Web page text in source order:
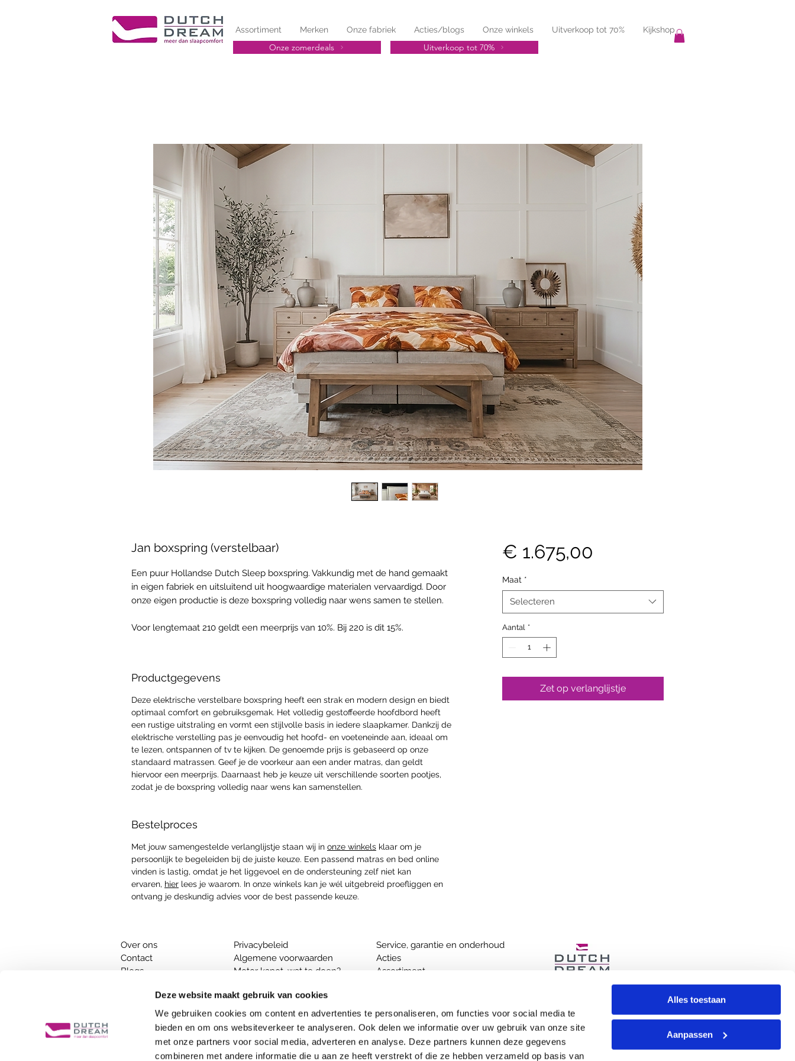
Deze website maakt gebruik van cookies
We gebruiken cookies om content en advertenties te personaliseren, om functies voor social media te
bieden en om ons websiteverkeer te analyseren. Ook delen we informatie over uw gebruik van onze site
met onze partners voor social media, adverteren en analyse. Deze partners kunnen deze gegevens
combineren met andere informatie die u aan ze heeft verstrekt of die ze hebben verzameld op basis van
Alles toestaan
Aanpassen
Assortiment Merken Onze fabriek Acties/blogs Onze winkels Uitverkoop tot 70% Kijkshop
Onze zomerdeals Uitverkoop tot 70%
Jan boxspring (verstelbaar)
Een puur Hollandse Dutch Sleep boxspring. Vakkundig met de hand gemaakt
in eigen fabriek en uitsluitend uit hoogwaardige materialen vervaardigd. Door
onze eigen productie is deze boxspring volledig naar wens samen te stellen.
Voor lengtemaat 210 geldt een meerprijs van 10%. Bij 220 is dit 15%.
Productgegevens
Deze elektrische verstelbare boxspring heeft een strak en modern design en biedt
optimaal comfort en gebruiksgemak. Het volledig gestoffeerde hoofdbord heeft
een rustige uitstraling en vormt een stijlvolle basis in iedere slaapkamer. Dankzij de
elektrische verstelling pas je eenvoudig het hoofd- en voeteneinde aan, ideaal om
te lezen, ontspannen of tv te kijken. De genoemde prijs is gebaseerd op onze
standaard matrassen. Geef je de voorkeur aan een ander matras, dan geldt
hiervoor een meerprijs. Daarnaast heb je keuze uit verschillende soorten pootjes,
zodat je de boxspring volledig naar wens kan samenstellen.
Bestelproces
Met jouw samengestelde verlanglijstje staan wij in onze winkels klaar om je
persoonlijk te begeleiden bij de juiste keuze. Een passend matras en bed online
vinden is lastig, omdat je het liggevoel en de ondersteuning zelf niet kan
ervaren, hier lees je waarom. In onze winkels kan je wél uitgebreid proefliggen en
ontvang je deskundig advies voor de best passende keuze.
€ 1.675,00
Maat *
Selecteren
Aantal *
Zet op verlanglijstje
Over ons
Contact
Blogs
Privacybeleid
Algemene voorwaarden
Motor kapot, wat te doen?
Service, garantie en onderhoud
Acties
Assortiment
Is je matras aan vervanging toe?
​​Tips bij het kopen van een nieuw bed
De voordelen van een fysieke winkel
Wat is een drukverlagend matras?
Welk matras bij rugklachten?
Welk matras past bij jou?